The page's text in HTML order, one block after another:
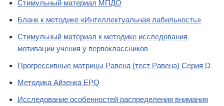
Стимульный материал МПДО
Бланк к методике «Интеллектуальная лабильность»
Стимульный материал к методике исследования
мотивации учения у первоклассников
Прогрессивные матрицы Равена (тест Равена) Серия D
Методика Айзенка EPQ
Исследование особенностей распределения внимания